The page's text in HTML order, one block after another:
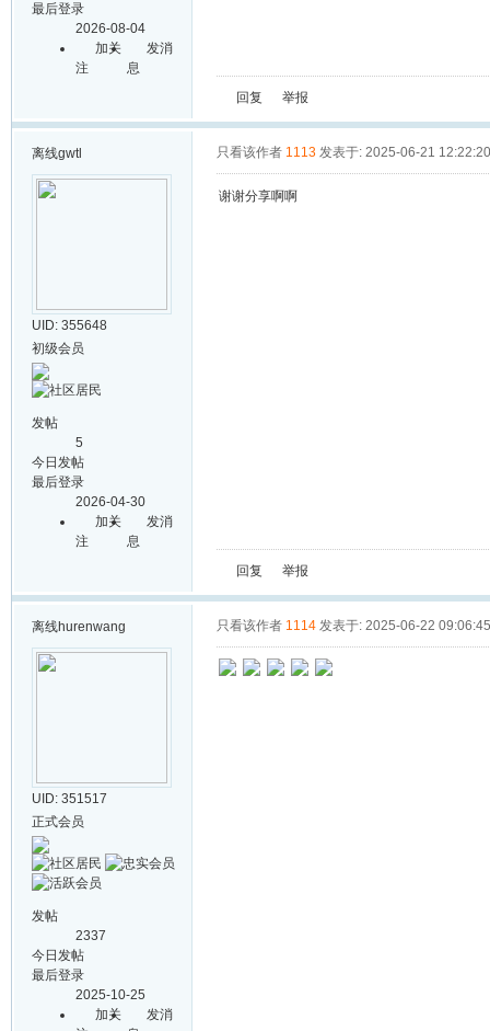
最后登录
2026-08-04
加关
注
发消
息
回复 举报
离线gwtl
UID: 355648
初级会员
发帖
5
今日发帖
最后登录
2026-04-30
加关
注
发消
息
只看该作者 1113 发表于: 2025-06-21 12:22:20
谢谢分享啊啊
回复 举报
离线hurenwang
UID: 351517
正式会员
发帖
2337
今日发帖
最后登录
2025-10-25
加关
发消
只看该作者 1114 发表于: 2025-06-22 09:06:45